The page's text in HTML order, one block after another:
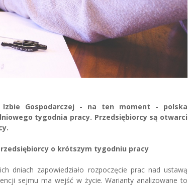
Izbie Gospodarczej - na ten moment - polska
tygodnia pracy. Przedsiębiorcy są otwarci
o krótszym tygodniu pracy
dniach zapowiedziało rozpoczęcie prac nad ustawą
sejmu ma wejść w życie. Warianty analizowane to